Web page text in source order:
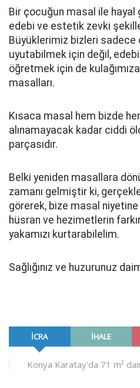
Bir çocuğun masal ile hayal
edebi ve estetik zevki
Büyüklerimiz bizleri sadece
uyutabilmek için değil,
öğretmek için de
masalları.
Kısaca masal hem bizde
alınamayacak kadar ciddi
parçasıdır.
Belki yeniden masallara
zamanı gelmiştir ki,
görerek, bize masal niyetine
hüsran ve hezimetlerin
yakamızı kurtarabilelim.
Sağlığınız ve huzurunuz